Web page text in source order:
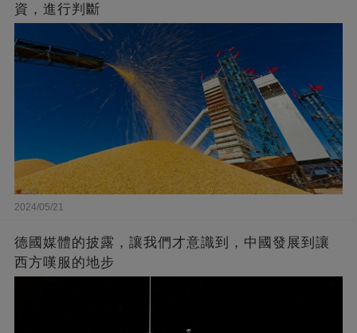
資，進行判斷
2024/05/21
德國媒體的披露，讓我們才意識到，中國發展到讓
西方嘆服的地步